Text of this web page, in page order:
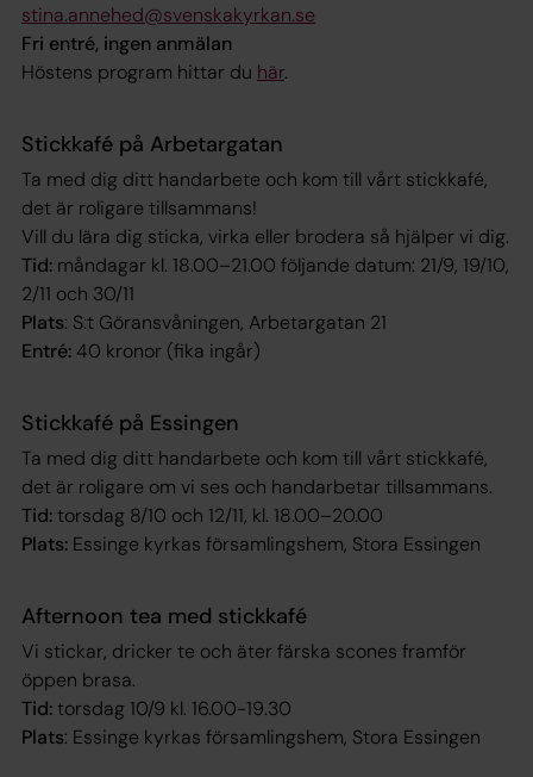
stina.annehed@svenskakyrkan.se
Fri entré, ingen anmälan
Höstens program hittar du här.
Stickkafé på Arbetargatan
Ta med dig ditt handarbete och kom till vårt stickkafé,
det är roligare tillsammans!
Vill du lära dig sticka, virka eller brodera så hjälper vi dig.
Tid: måndagar kl. 18.00–21.00 följande datum: 21/9, 19/10,
2/11 och 30/11
Plats: S:t Göransvåningen, Arbetargatan 21
Entré: 40 kronor (fika ingår)
Stickkafé på Essingen
Ta med dig ditt handarbete och kom till vårt stickkafé,
det är roligare om vi ses och handarbetar tillsammans.
Tid:torsdag 8/10 och 12/11, kl. 18.00–20.00
Plats: Essinge kyrkas församlingshem, Stora Essingen
Afternoon tea med stickkafé
Vi stickar, dricker te och äter färska scones framför
öppen brasa.
Tid:torsdag 10/9 kl. 16.00-19.30
Plats: Essinge kyrkas församlingshem, Stora Essingen